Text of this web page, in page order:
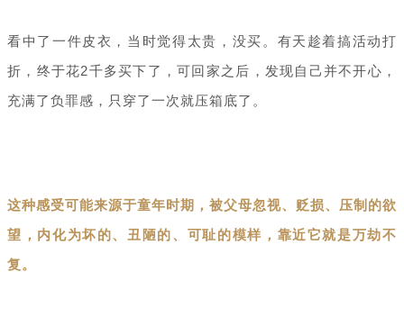
看中了一件皮衣，当时觉得太贵，没买。有天趁着搞活动打
折，终于花2千多买下了，可回家之后，发现自己并不开心，
充满了负罪感，只穿了一次就压箱底了。
这种感受可能来源于童年时期，被父母忽视、贬损、压制的欲
望，内化为坏的、丑陋的、可耻的模样，靠近它就是万劫不
复。